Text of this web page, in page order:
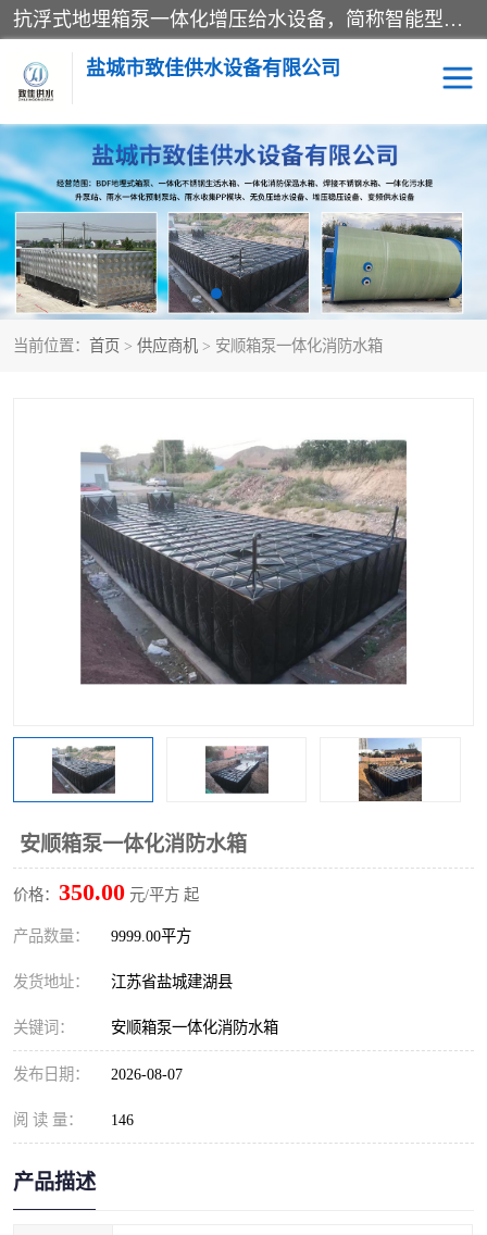
抗浮式地埋箱泵一体化增压给水设备，简称智能型泵站。它由由水泵机组、消防水箱、泵房三大部分组成，其抗浮效果好，因为设计时通过将底板与箱体联在一起，箱体重量抵消了地下水浮力。系统维护好，内部拉筋、泵站、管道，喷淋等各部运行正堂，无一损坏；结构更牢固。
盐城市致佳供水设备有限公司
当前位置： 首页 > 供应商机 > 安顺箱泵一体化消防水箱
安顺箱泵一体化消防水箱
价格： 350.00 元/平方 起
产品数量： 9999.00平方
发货地址： 江苏省盐城建湖县
关键词： 安顺箱泵一体化消防水箱
发布日期： 2026-08-07
阅 读 量： 146
产品描述
消防一体化水箱 地埋箱泵一体化
一体化污水泵站